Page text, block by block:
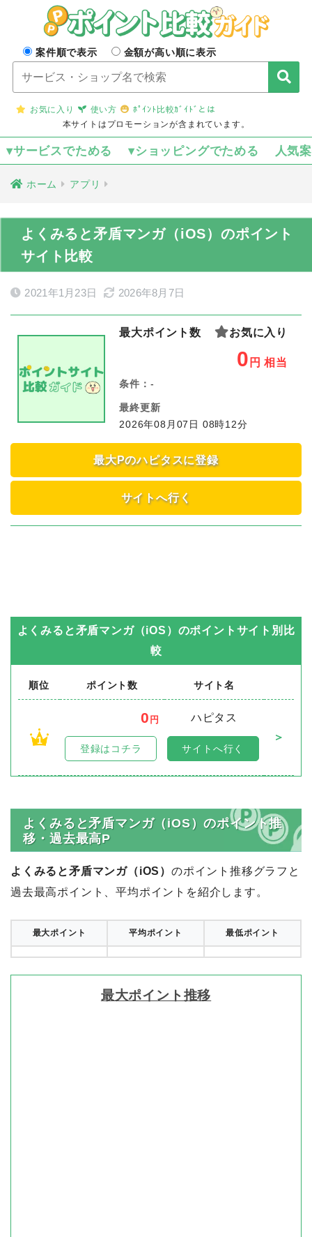
案件順で表示 金額が高い順に表示
お気に入り 使い方
ﾎﾟｲﾝﾄ比較ｶﾞｲﾄﾞとは
本サイトはプロモーションが含まれています。
▾サービスでためる ▾ショッピングでためる 人気
ホーム アプリ
よくみると矛盾マンガ（iOS）のポイント
サイト比較
2021年1月23日 2026年8月7日
最大ポイント数 お気に入り
0 円 相当
条件： -
最終更新
2026年08月07日 08時12分
最大Pのハピタスに登録
サイトへ行く
よくみると矛盾マンガ（iOS） のポイントサイト別比
較
順位 ポイント数 サイト名
1
0 円
ハピタス
＞
登録はコチラ サイトへ行く
よくみると矛盾マンガ（iOS）のポイント推
移・過去最高P
よくみると矛盾マンガ（iOS） のポイント推移グラフと
過去最高ポイント、平均ポイントを紹介します。
最大ポイント 平均ポイント 最低ポイント
最大ポイント推移